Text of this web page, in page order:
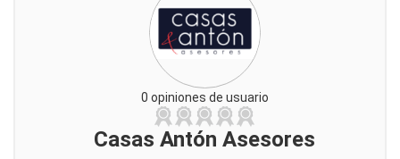
0 opiniones de usuario
Casas Antón Asesores